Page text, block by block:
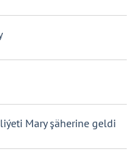
Mary şäherine geldi